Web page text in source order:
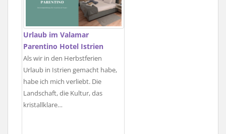
Urlaub im Valamar
Parentino Hotel Istrien
Als wir in den Herbstferien
Urlaub in Istrien gemacht habe,
habe ich mich verliebt. Die
Landschaft, die Kultur, das
kristallklare…